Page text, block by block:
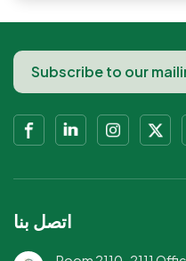
اتصل بنا